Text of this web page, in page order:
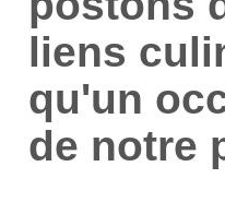
liens
qu'un
de notre